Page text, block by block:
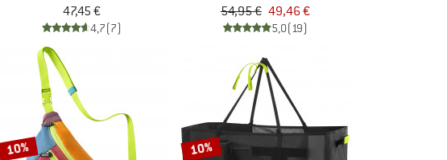
47,45 €
4,7(7)
54,95 € 49,46 €
5,0(19)
10% 10%